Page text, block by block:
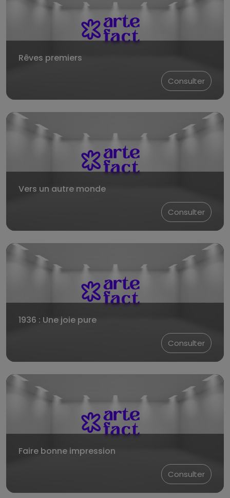
Rêves premiers
Consulter
Vers un autre monde
Consulter
1936 : Une joie pure
Consulter
Faire bonne impression
Consulter